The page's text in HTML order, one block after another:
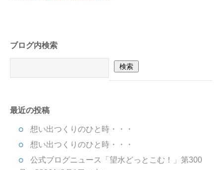
ブログ内検索
最近の投稿
想い出つくりのひと時・・・
想い出つくりのひと時・・・
公式ブログニュース「望水どっとこむ！」第300